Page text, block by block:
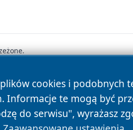
cookies i podobnych
Informacje te mogą być
do serwisu", wyrażasz